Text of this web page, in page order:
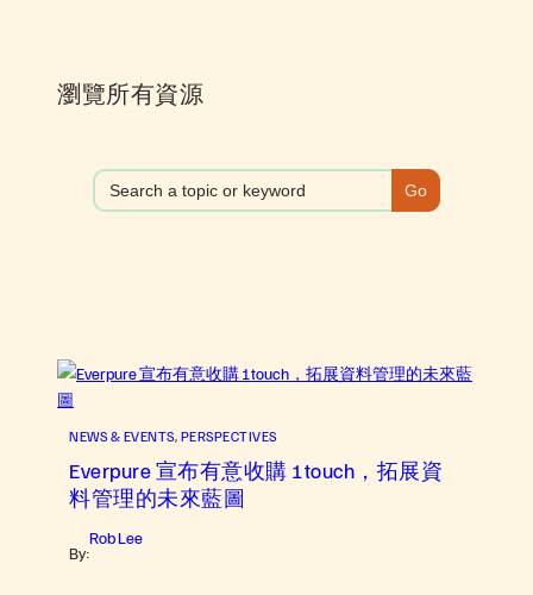
瀏覽所有資源
Search
for:
NEWS & EVENTS, PERSPECTIVES
Everpure 宣布有意收購 1touch，拓展資
料管理的未來藍圖
By:
Rob Lee